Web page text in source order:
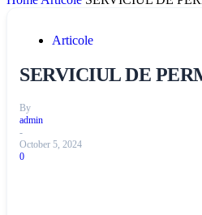
Articole
SERVICIUL DE
By
admin
-
October 5, 2024
0